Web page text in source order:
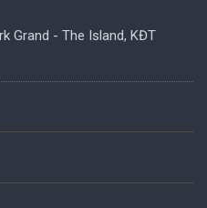
Grand - The Island, KĐT